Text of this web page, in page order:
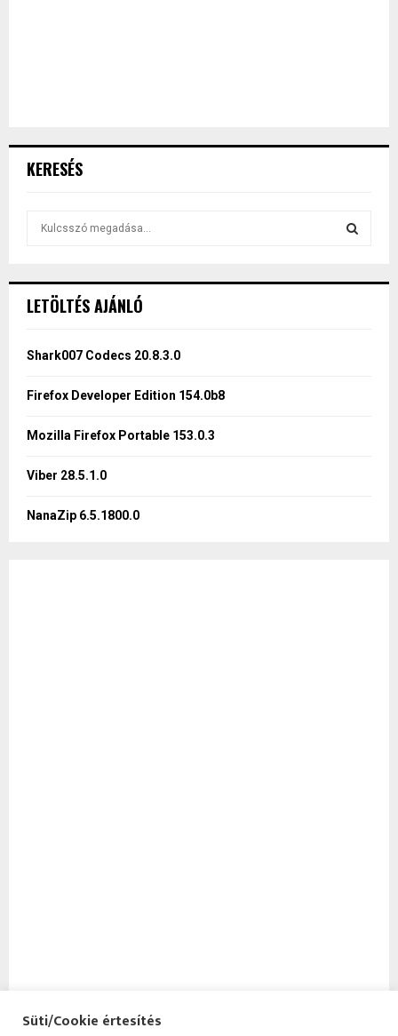
KERESÉS
h
o
:
LETÖLTÉS AJÁNLÓ
Shark007 Codecs 20.8.3.0
Firefox Developer Edition 154.0b8
Mozilla Firefox Portable 153.0.3
Viber 28.5.1.0
NanaZip 6.5.1800.0
Süti/Cookie értesítés